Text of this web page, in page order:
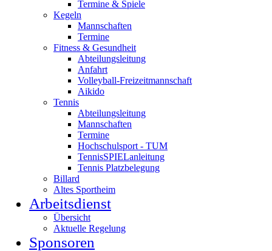
Termine & Spiele
Kegeln
Mannschaften
Termine
Fitness & Gesundheit
Abteilungsleitung
Anfahrt
Volleyball-Freizeitmannschaft
Aikido
Tennis
Abteilungsleitung
Mannschaften
Termine
Hochschulsport - TUM
TennisSPIELanleitung
Tennis Platzbelegung
Billard
Altes Sportheim
Arbeitsdienst
Übersicht
Aktuelle Regelung
Sponsoren